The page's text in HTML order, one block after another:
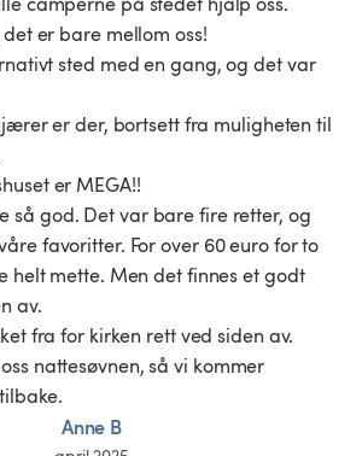
er bare mellom oss!
favoritter. For over 60 euro for to
helt mette. Men det finnes et godt
av.
Anne B